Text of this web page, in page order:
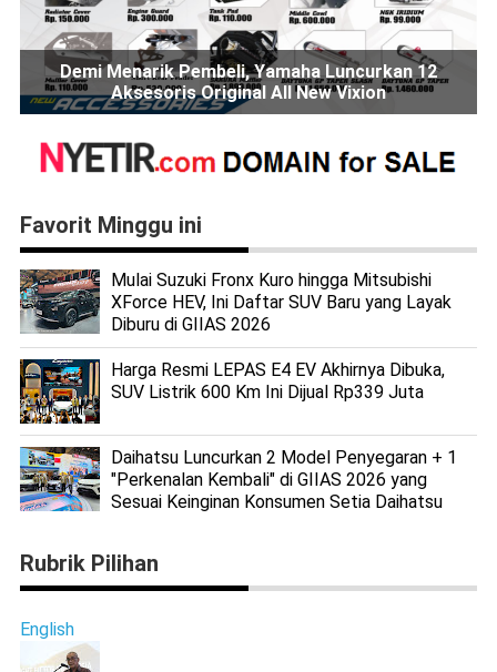
Demi Menarik Pembeli, Yamaha Luncurkan 12
Aksesoris Original All New Vixion
Favorit Minggu ini
Mulai Suzuki Fronx Kuro hingga Mitsubishi
XForce HEV, Ini Daftar SUV Baru yang Layak
Diburu di GIIAS 2026
Harga Resmi LEPAS E4 EV Akhirnya Dibuka,
SUV Listrik 600 Km Ini Dijual Rp339 Juta
Daihatsu Luncurkan 2 Model Penyegaran + 1
"Perkenalan Kembali" di GIIAS 2026 yang
Sesuai Keinginan Konsumen Setia Daihatsu
Rubrik Pilihan
English